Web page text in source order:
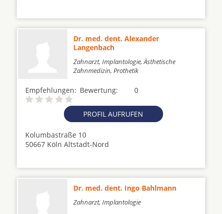
Dr. med. dent. Alexander
Langenbach
Zahnarzt, Implantologie, Ästhetische
Zahnmedizin, Prothetik
Empfehlungen: 0
Bewertung:
PROFIL AUFRUFEN
Kolumbastraße 10
50667 Köln Altstadt-Nord
Dr. med. dent. Ingo Bahlmann
Zahnarzt, Implantologie